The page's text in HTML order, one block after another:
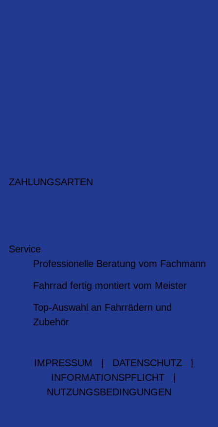
ZAHLUNGSARTEN
Service
Professionelle Beratung vom Fachmann
Fahrrad fertig montiert vom Meister
Top-Auswahl an Fahrrädern und
Zubehör
IMPRESSUM DATENSCHUTZ
INFORMATIONSPFLICHT
NUTZUNGSBEDINGUNGEN